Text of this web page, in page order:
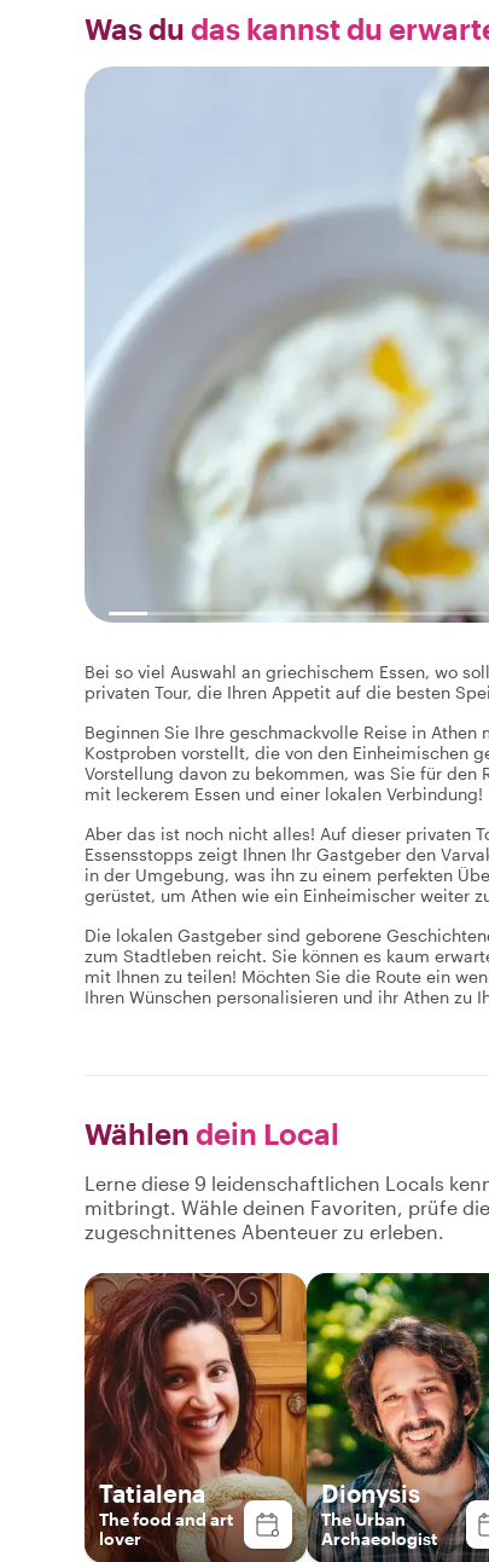
Was du das kannst du
Bei so viel Auswahl an griechischem Essen, wo
privaten Tour, die Ihren Appetit auf die besten
Beginnen Sie Ihre geschmackvolle Reise in
Kostproben vorstellt, die von den Einheimischen
Vorstellung davon zu bekommen, was Sie für den
mit leckerem Essen und einer lokalen Verbindung!
Aber das ist noch nicht alles! Auf dieser privaten
Essensstopps zeigt Ihnen Ihr Gastgeber den
in der Umgebung, was ihn zu einem perfekten
gerüstet, um Athen wie ein Einheimischer weiter
Die lokalen Gastgeber sind geborene
zum Stadtleben reicht. Sie können es kaum
mit Ihnen zu teilen! Möchten Sie die Route ein
Ihren Wünschen personalisieren und ihr Athen zu
Wählen dein Local
Lerne diese 9 leidenschaftlichen Locals
mitbringt. Wähle deinen Favoriten, prüfe
zugeschnittenes Abenteuer zu erleben.
Tatialena
The food and art
lover
Dionysis
The Urban
Archaeologist